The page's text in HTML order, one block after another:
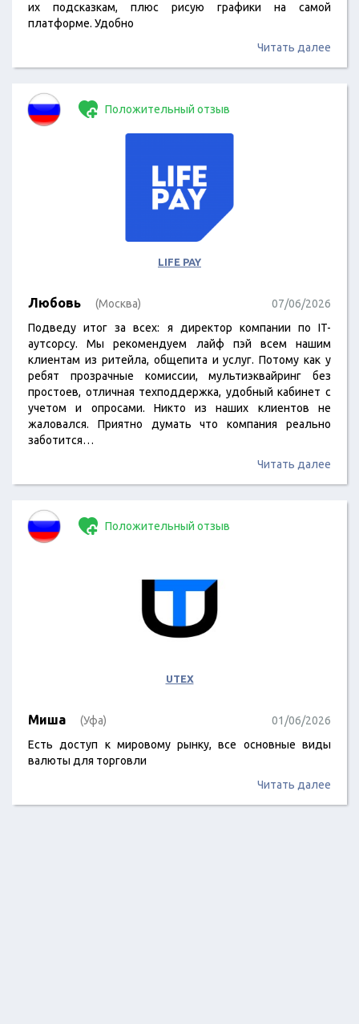
их подсказкам, плюс рисую графики на самой
платформе. Удобно
Читать далее
Положительный отзыв
LIFE PAY
Любовь (Москва)
07/06/2026
Подведу итог за всех: я директор компании по IT-
аутсорсу. Мы рекомендуем лайф пэй всем нашим
клиентам из ритейла, общепита и услуг. Потому как у
ребят прозрачные комиссии, мультиэквайринг без
простоев, отличная техподдержка, удобный кабинет с
учетом и опросами. Никто из наших клиентов не
жаловался. Приятно думать что компания реально
заботится…
Читать далее
Положительный отзыв
UTEX
Миша (Уфа)
01/06/2026
Есть доступ к мировому рынку, все основные виды
валюты для торговли
Читать далее